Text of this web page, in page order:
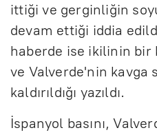
ittiği ve gerginliğin
devam ettiği iddia
haberde ise ikilinin bir
ve Valverde'nin kavga
kaldırıldığı yazıldı.
İspanyol basını,